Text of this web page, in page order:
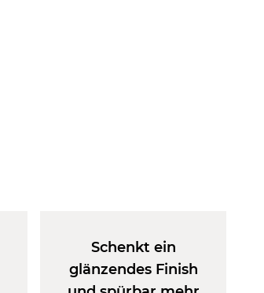
Schenkt ein
glänzendes Finish